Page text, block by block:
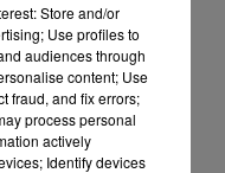
Store and/or
Use profiles to
audiences through
content; Use
fraud, and fix errors;
process personal
actively
Identify devices